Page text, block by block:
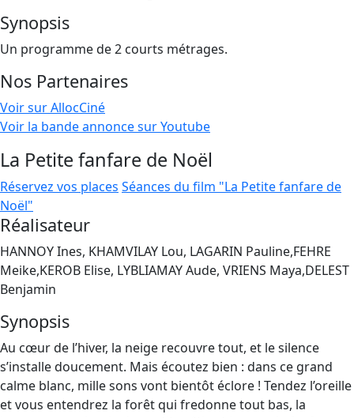
Synopsis
Un programme de 2 courts métrages.
Nos Partenaires
Voir sur AllocCiné
Voir la bande annonce sur Youtube
La Petite fanfare de Noël
Réservez vos places Séances du film "La Petite fanfare de
Noël"
Réalisateur
HANNOY Ines, KHAMVILAY Lou, LAGARIN Pauline,FEHRE
Meike,KEROB Elise, LYBLIAMAY Aude, VRIENS Maya,DELEST
Benjamin
Synopsis
Au cœur de l’hiver, la neige recouvre tout, et le silence
s’installe doucement. Mais écoutez bien : dans ce grand
calme blanc, mille sons vont bientôt éclore ! Tendez l’oreille
et vous entendrez la forêt qui fredonne tout bas, la